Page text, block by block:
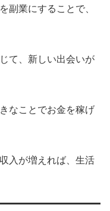
副業にすることで、
て、新しい出会いが
なことでお金を稼げ
収入が増えれば、生活